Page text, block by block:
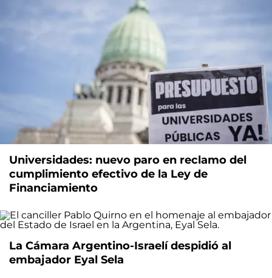
Universidades: nuevo paro en reclamo del
cumplimiento efectivo de la Ley de
Financiamiento
La Cámara Argentino-Israelí despidió al
embajador Eyal Sela